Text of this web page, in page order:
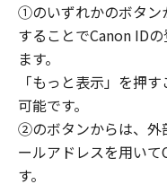
①のいずれかのボタン
することでCanon ID
ます。
「もっと表示」を押
可能です。
②のボタンからは、外
ールアドレスを用い
す。